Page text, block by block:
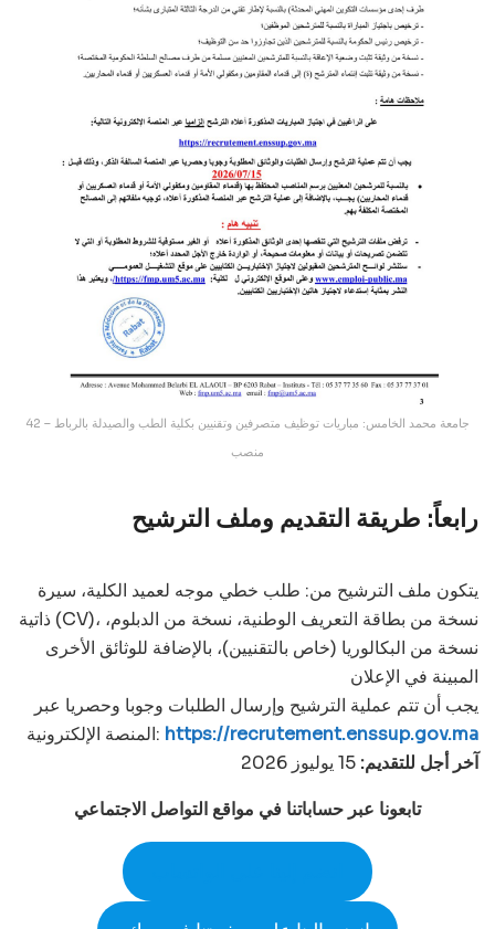
جامعة محمد الخامس: مباريات توظيف متصرفين وتقنيين بكلية الطب والصيدلة بالرباط – 42
منصب
رابعاً: طريقة التقديم وملف الترشيح
يتكون ملف الترشيح من: طلب خطي موجه لعميد الكلية، سيرة
ذاتية (CV)، نسخة من بطاقة التعريف الوطنية، نسخة من الدبلوم،
نسخة من البكالوريا (خاص بالتقنيين)، بالإضافة للوثائق الأخرى
المبينة في الإعلان
يجب أن تتم عملية الترشيح وإرسال الطلبات وجوبا وحصريا عبر
المنصة الإلكترونية: https://recrutement.enssup.gov.ma
آخر أجل للتقديم:
تابعونا عبر حساباتنا في مواقع التواصل الاجتماعي